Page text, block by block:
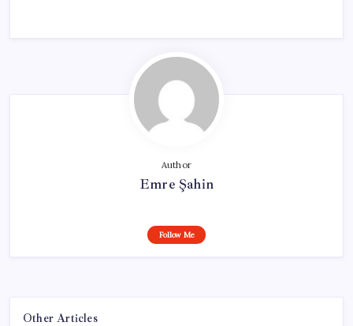
Author
Emre Şahin
Follow Me
Other Articles